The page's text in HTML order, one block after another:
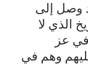
وصل إلى
الذي لا
عز
عليهم وهم في